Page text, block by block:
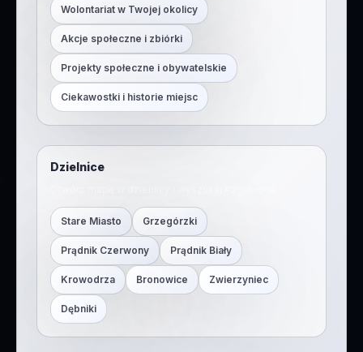
Wolontariat w Twojej okolicy
Akcje społeczne i zbiórki
Projekty społeczne i obywatelskie
Ciekawostki i historie miejsc
Dzielnice
Stare Miasto Grzegórzki
Prądnik Czerwony Prądnik Biały
Krowodrza Bronowice Zwierzyniec
Dębniki